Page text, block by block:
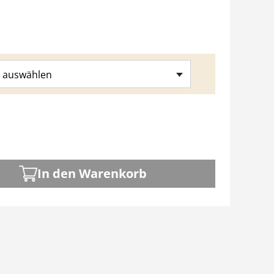
In den Warenkorb